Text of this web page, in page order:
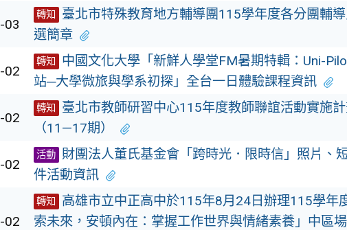
03
轉知
臺北市特殊教育地方輔導團115學年度各分團輔
選簡章
02
轉知
中國文化大學「新鮮人學堂FM暑期特輯：Uni-
站─大學微旅與學系初探」全台一日體驗課程資訊
02
轉知
臺北市教師研習中心115年度教師聯誼活動實施
（11—17期）
02
活動 財團法人董氏基金會「跨時光．限時信」照片、
件活動資訊
02
轉知
高雄市立中正高中於115年8月24日辦理115學年
索未來，安頓內在：掌握工作世界與情緒素養」中區